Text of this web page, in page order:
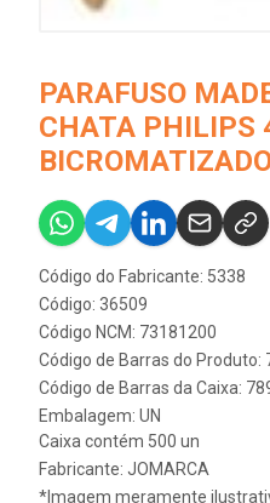
PARAFUSO
CHATA PHILIPS
Código do Fabricante: 5338
Código: 36509
Código NCM: 73181200
Código de Barras do Produto:
Código de Barras da Caixa:
Embalagem: UN
Caixa contém 500 un
Fabricante: JOMARCA
*Imagem meramente